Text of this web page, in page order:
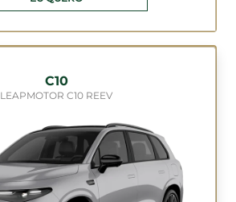
C10
LEAPMOTOR C10 REEV